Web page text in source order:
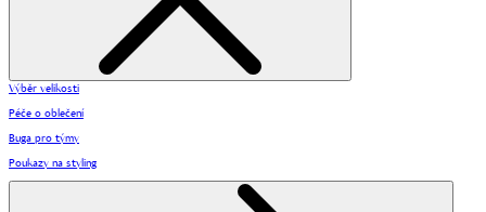
Výběr velikosti
Péče o oblečení
Buga pro týmy
Poukazy na styling